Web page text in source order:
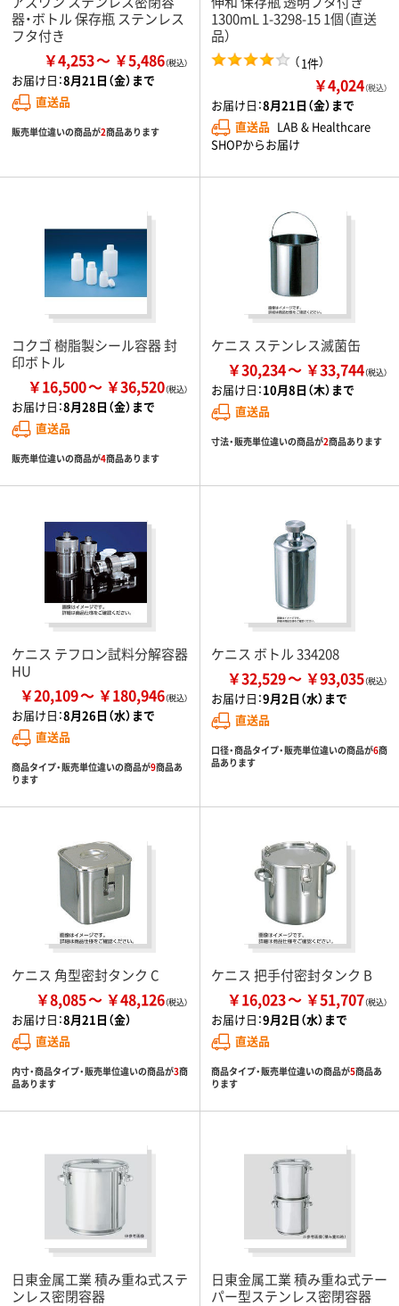
器・ボトル 保存瓶 ステンレス
フタ付き
￥4,253 ￥5,486
お届け日：8月21日（金）まで
直送品
販売単位違いの商品が2商品あります
1300mL 1-3298-15 1個（直送
品）
（1件）
￥4,024（税込）
お届け日：8月21日（金）まで
直送品 LAB & Healthcare
SHOPからお届け
コクゴ 樹脂製シール容器 封
印ボトル
￥16,500 ￥36,520
お届け日：8月28日（金）まで
直送品
販売単位違いの商品が4商品あります
ケニス ステンレス滅菌缶
￥30,234 ￥33,744
お届け日：10月8日（木）まで
直送品
寸法・販売単位違いの商品が2商品あります
ケニス テフロン試料分解容器
HU
￥20,109 ￥180,946
お届け日：8月26日（水）まで
直送品
商品タイプ・販売単位違いの商品が9商品あ
ります
ケニス ボトル 334208
￥32,529 ￥93,035
お届け日：9月2日（水）まで
直送品
口径・商品タイプ・販売単位違いの商品が6商
品あります
ケニス 角型密封タンク C
￥8,085 ￥48,126
お届け日：8月21日（金）
直送品
内寸・商品タイプ・販売単位違いの商品が3商
品あります
ケニス 把手付密封タンク B
￥16,023 ￥51,707
お届け日：9月2日（水）まで
直送品
商品タイプ・販売単位違いの商品が5商品あ
ります
日東金属工業 積み重ね式ステ
ンレス密閉容器
日東金属工業 積み重ね式テー
パー型ステンレス密閉容器